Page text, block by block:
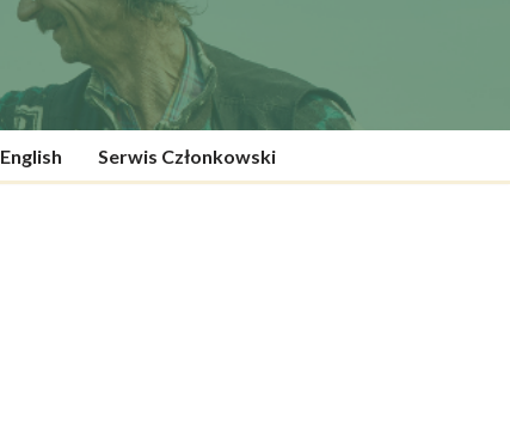
English Serwis Członkowski